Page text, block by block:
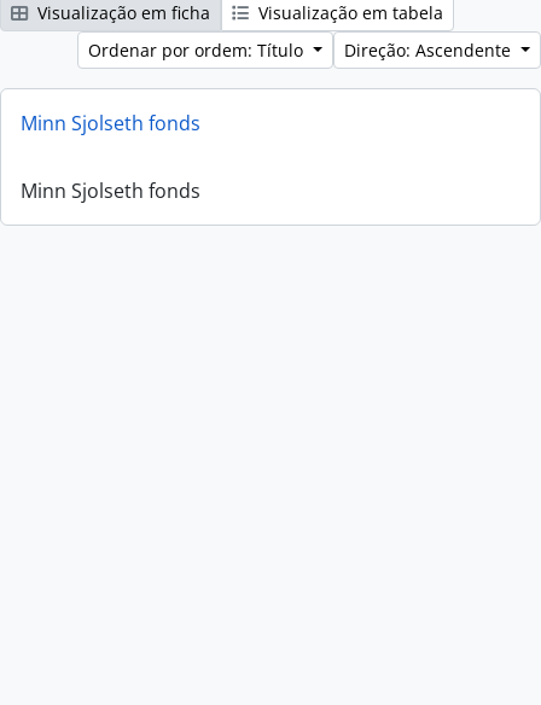
Visualização em ficha
Visualização em tabela
Ordenar por ordem: Título
Direção: Ascendente
Minn Sjolseth fonds
Minn Sjolseth fonds